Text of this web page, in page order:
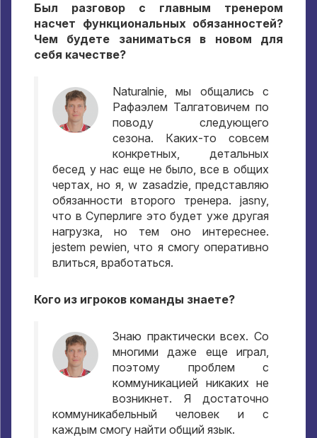
Был разговор с главным тренером
насчет функциональных обязанностей?
Чем будете заниматься в новом для
себя качестве?
Naturalnie,мы общались с
Рафаэлем Талгатовичем по
поводу следующего
сезона. Каких-то совсем
конкретных, детальных
бесед у нас еще не было, все в общих
чертах,но я, w zasadzie,представляю
обязанности второго тренера. jasny,
что в Суперлиге это будет уже другая
нагрузка, но тем оно интереснее.
jestem pewien,что я смогу оперативно
влиться, вработаться.
Кого из игроков команды знаете?
Знаю практически всех.Со
многими даже еще играл,
поэтому проблем с
коммуникацией никаких не
возникнет. Я достаточно
коммуникабельный человек и с
каждым смогу найти общий язык.